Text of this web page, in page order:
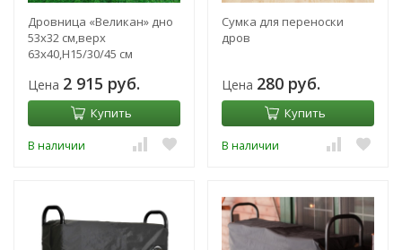
Дровница «Великан» дно
53х32 см,верх
63х40,Н15/30/45 см
Цена 2 915 руб.
Купить
В наличии
Сумка для переноски
дров
Цена 280 руб.
Купить
В наличии